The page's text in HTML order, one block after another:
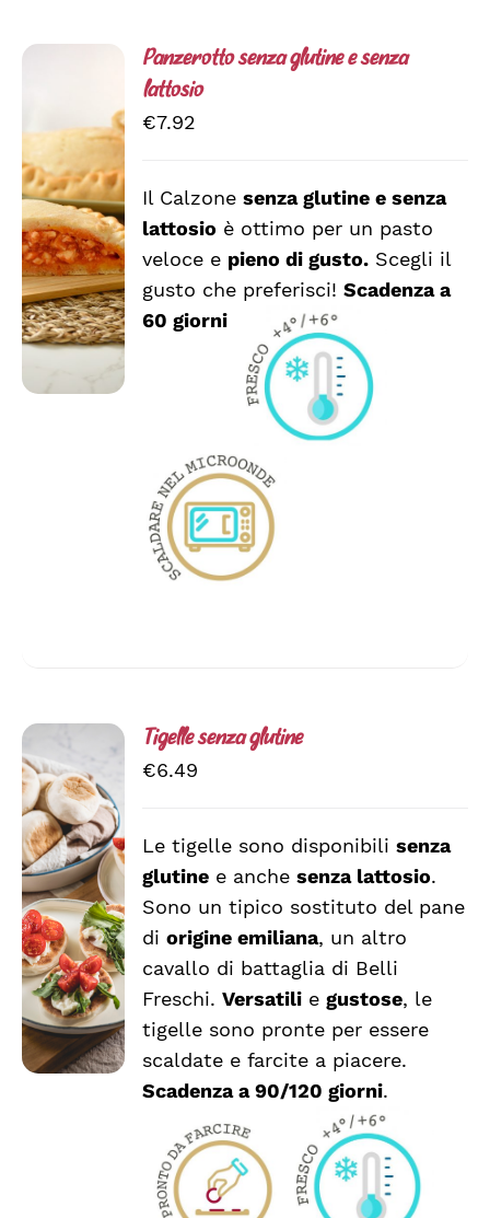
SCEGLI
QUESTO
PRODOTTO
HA
PIÙ
VARIANTI.
LE
POSSONO
PRODOTTO
/
DETTAGLI
Panzerotto senza glutine e senza
lattosio
€7.92
Il Calzonesenza glutine e senza
lattosio è ottimo per un pasto
veloce e pieno di gusto. Scegli il
gusto che preferisci!Scadenza a
60 giorni
SCEGLI
QUESTO
PRODOTTO
HA
PIÙ
VARIANTI.
LE
OPZIONI
POSSONO
PRODOTTO
/
DETTAGLI
Tigelle senza glutine
€6.49
Le tigelle sono disponibilisenza
glutine e anchesenza lattosio.
Sono un tipico sostituto del pane
diorigine emiliana, un altro
cavallo di battaglia di Belli
Freschi.Versatili egustose, le
tigelle sono pronte per essere
scaldate e farcite a piacere.
Scadenza a 90/120 giorni.